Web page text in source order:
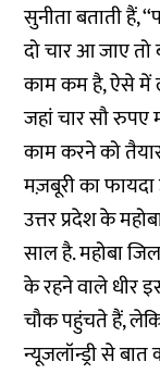
सुनीता बताती हैं,
दो चार आ जाए तो
काम कम है, ऐसे में
जहां चार सौ रुपए
काम करने को
मज़बूरी का फायदा
उत्तर प्रदेश के
साल है. महोबा
के रहने वाले धीर
चौक पहुंचते हैं,
न्यूजलॉन्ड्री से